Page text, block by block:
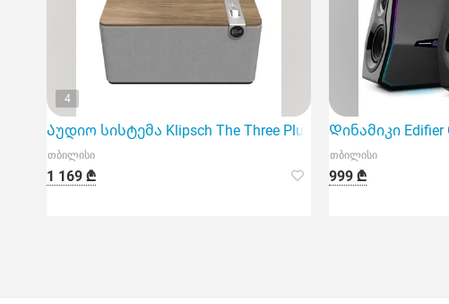
4
Აუდიო სისტემა Klipsch The Three Plus Walnut
თბილისი
1 169 ₾
Დინამიკი Edifier
თბილისი
999 ₾